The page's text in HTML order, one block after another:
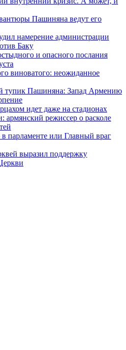
Пашиняна ведут его
намерение администрации
Баку
и опасного послания
виноватого: неожиданное
тупик Пашиняна: Запад Армению
идет даже на стадионах
армянский режиссер о расколе
парламенте или Главный враг
выразил поддержку